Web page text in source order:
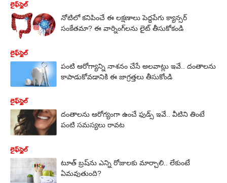
లైఫ్‌స్టైల్‌
నోటిలో కనిపించే ఈ లక్షణాలు పెద్దపేగు క్యాన్సర్
సంకేతమా? ఈ వార్నింగ్‌లను లైట్ తీసుకోకండి
లైఫ్‌స్టైల్‌
పంటి ఆరోగ్యాన్ని నాశనం చేసే అలవాట్లు ఇవే.. దంతాలను
కాపాడుకోవడానికి ఈ జాగ్రత్తలు తీసుకోండి
లైఫ్‌స్టైల్‌
దంతాలను ఆరోగ్యంగా ఉంచే ఫుడ్స్ ఇవే.. వీటిని తింటే
పంటి సమస్యలు రావట
లైఫ్‌స్టైల్‌
టూత్ బ్రష్​ను ఎన్ని రోజులకు మార్చాలి.. లేకుంటే
ఏమవుతుంది?